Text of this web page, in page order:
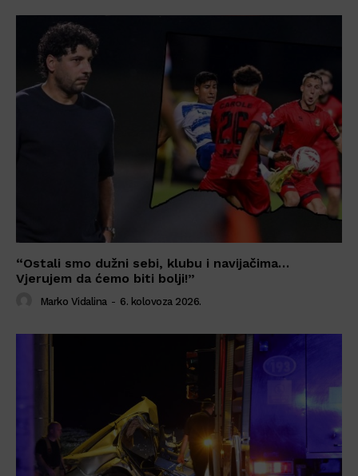
“Ostali smo dužni sebi, klubu i navijačima…
Vjerujem da ćemo biti bolji!”
Marko Vidalina - 6. kolovoza 2026.